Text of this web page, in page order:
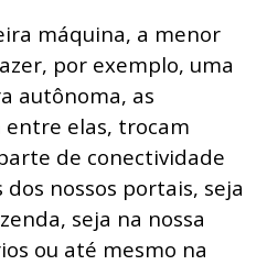
máquina, a menor
por exemplo, uma
autônoma, as
entre elas, trocam
de conectividade
nossos portais, seja
seja na nossa
ou até mesmo na